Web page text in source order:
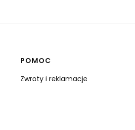
POMOC
Zwroty i reklamacje